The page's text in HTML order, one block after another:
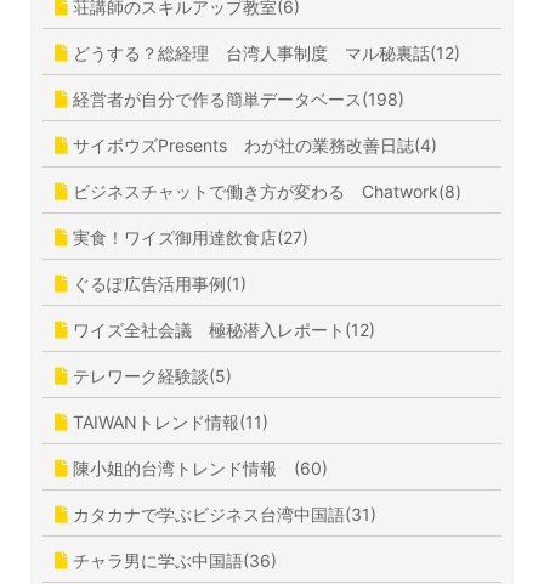
荘講師のスキルアップ教室(6)
どうする？総経理 台湾人事制度 マル秘裏話(12)
経営者が自分で作る簡単データベース(198)
サイボウズPresents わが社の業務改善日誌(4)
ビジネスチャットで働き方が変わる Chatwork(8)
実食！ワイズ御用達飲食店(27)
ぐるぽ広告活用事例(1)
ワイズ全社会議 極秘潜入レポート(12)
テレワーク経験談(5)
TAIWANトレンド情報(11)
陳小姐的台湾トレンド情報 (60)
カタカナで学ぶビジネス台湾中国語(31)
チャラ男に学ぶ中国語(36)